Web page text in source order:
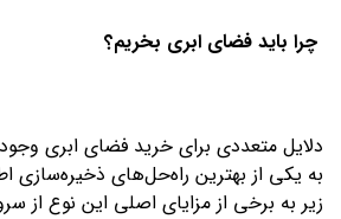
چرا باید فضای ابری بخریم؟
دلایل متعددی برای خرید فضای ابری وجود
به یکی از بهترین راه‌حل‌های ذخیره‌سازی
زیر به برخی از مزایای اصلی این نوع از